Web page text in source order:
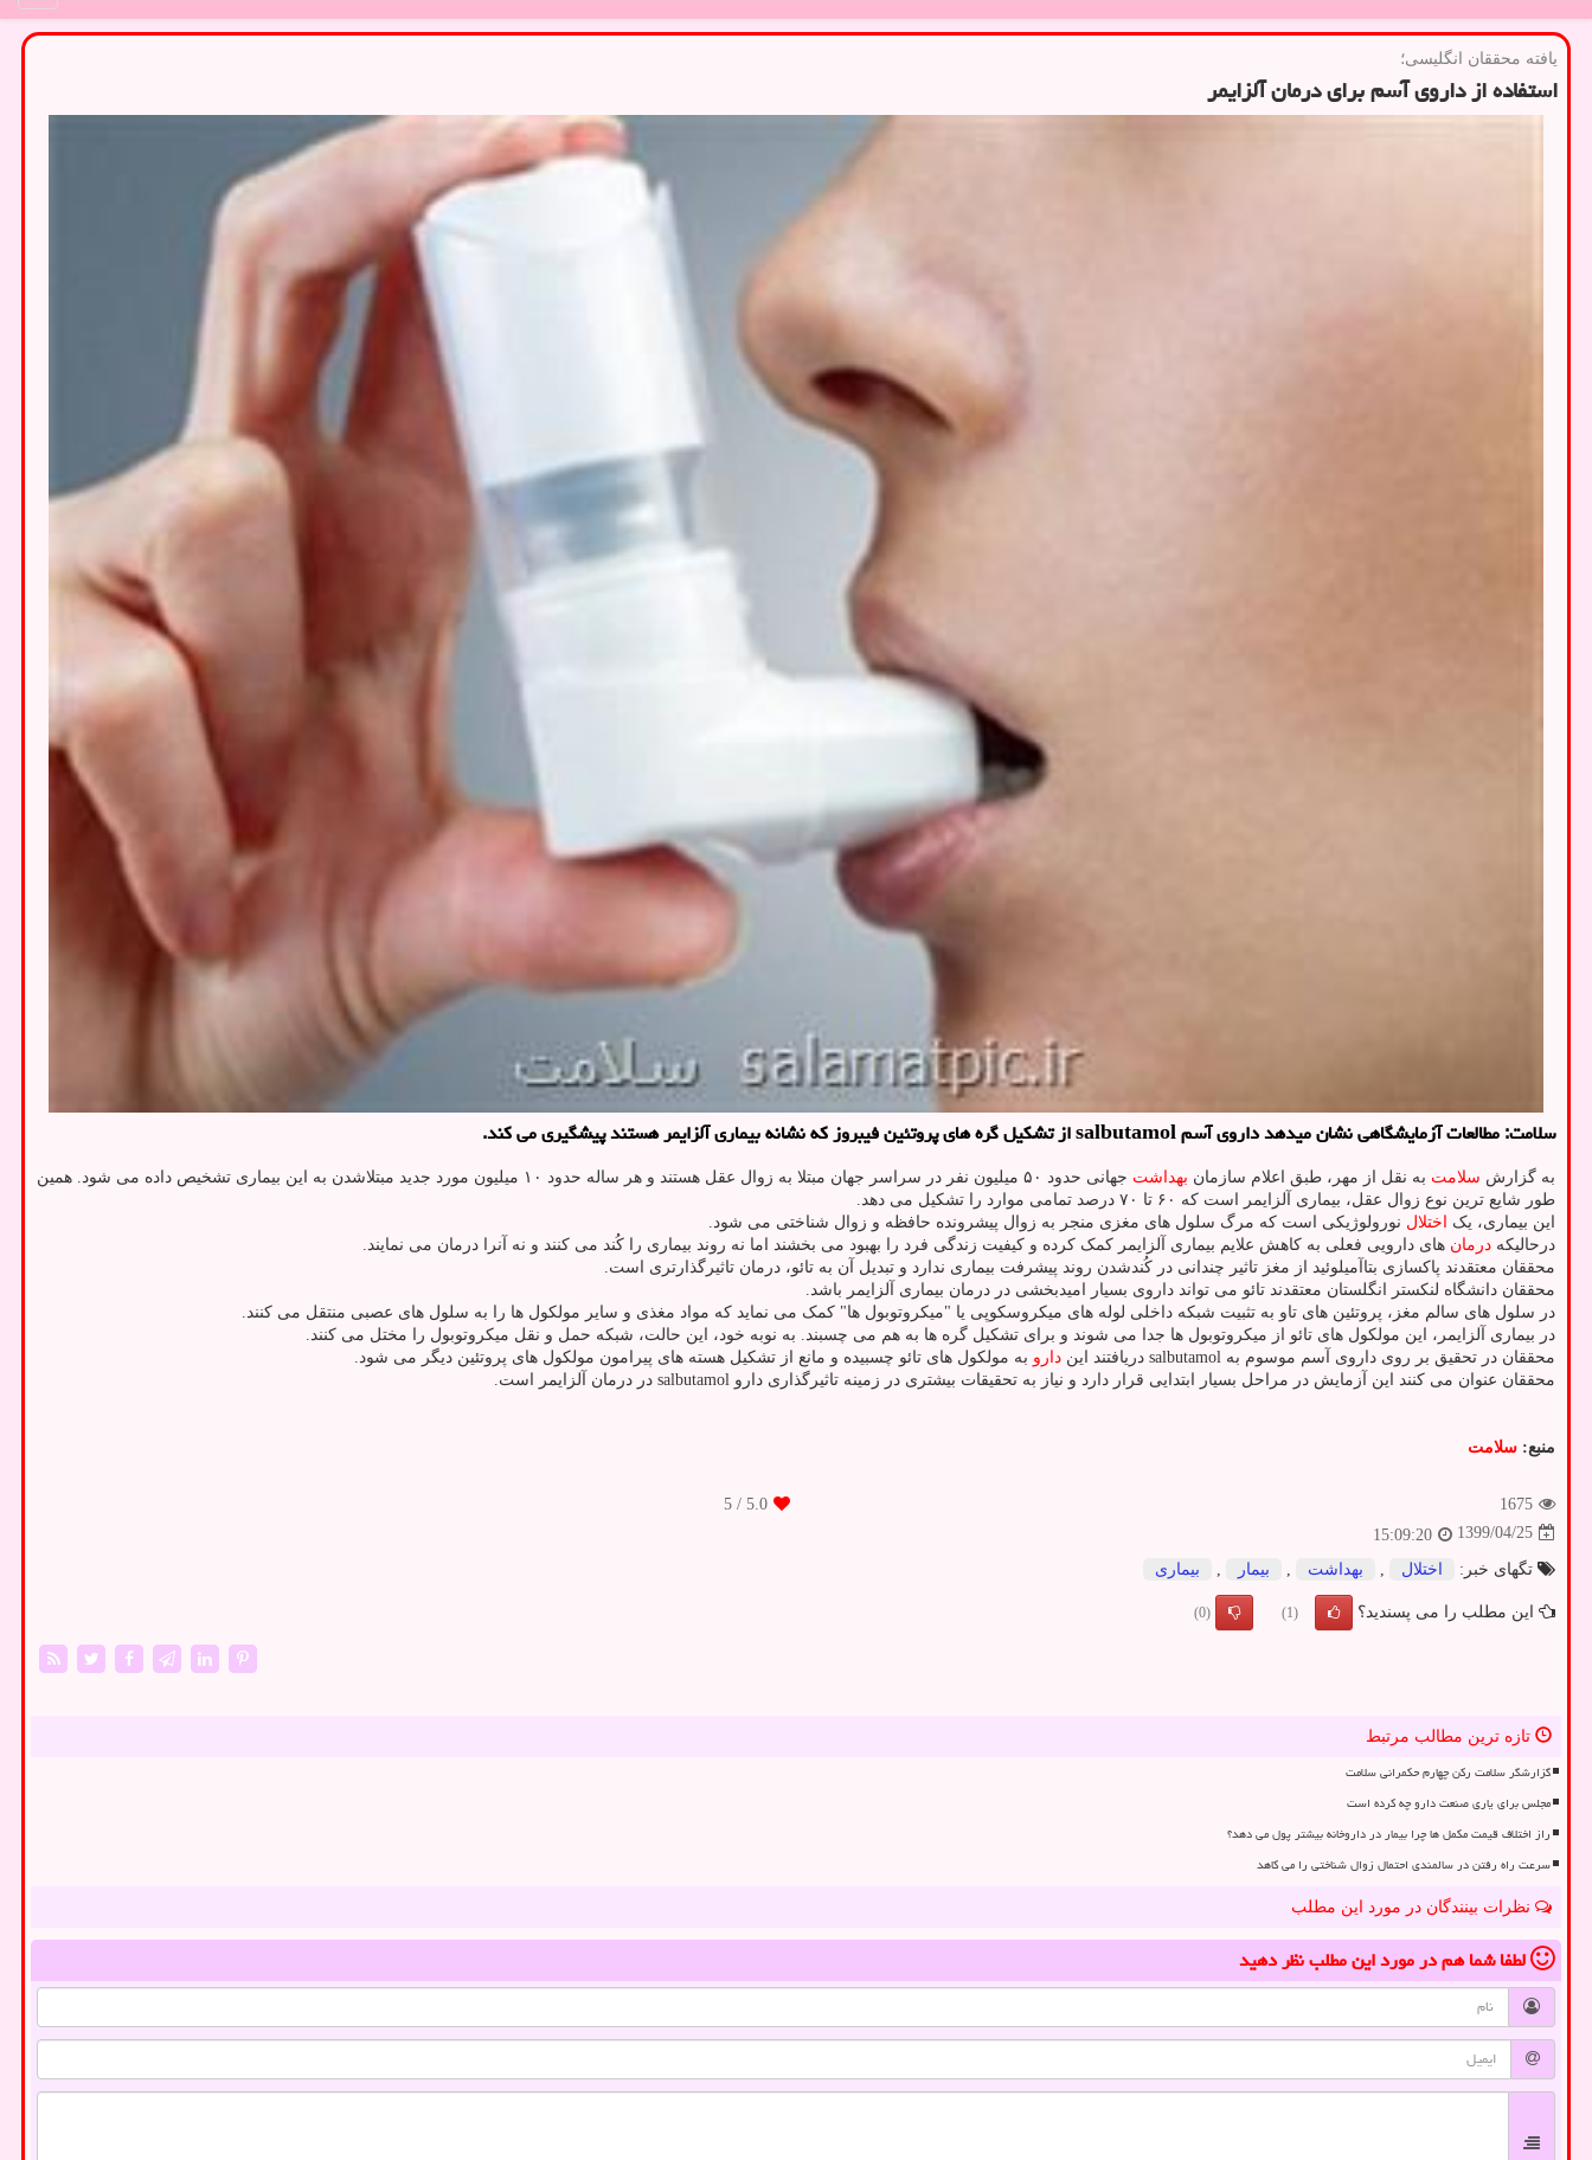
یافته محققان انگلیسی؛
استفاده از داروی آسم برای درمان آلزایمر
سلامت: مطالعات آزمایشگاهی نشان میدهد داروی آسم salbutamol از تشكیل گره های پروتئین فیبروز كه نشانه بیماری آلزایمر هستند پیشگیری می كند.
به گزارش سلامت به نقل از مهر، طبق اعلام سازمان بهداشت
جهانی حدود ۵۰ میلیون نفر در سراسر جهان مبتلا به زوال عقل هستند و هر ساله حدود ۱۰ میلیون مورد جدید مبتلاشدن به این بیماری تشخیص داده می شود. همین
طور شایع ترین نوع زوال عقل، بیماری آلزایمر است که ۶۰ تا ۷۰ درصد تمامی موارد را تشکیل می دهد.
این بیماری، یک
اختلال نورولوژیکی است که مرگ سلول های مغزی منجر به زوال پیشرونده حافظه و زوال شناختی می شود.
درحالیکه درمان های دارویی فعلی به کاهش علایم بیماری آلزایمر کمک کرده و کیفیت زندگی فرد را بهبود می بخشند اما نه روند بیماری را کُند می کنند و نه آنرا درمان می نمایند.
محققان معتقدند پاکسازی بتاآمیلوئید از مغز تاثیر چندانی در کُندشدن روند پیشرفت بیماری ندارد و تبدیل آن به تائو، درمان تاثیرگذارتری است.
محققان دانشگاه لنکستر انگلستان معتقدند تائو می تواند داروی بسیار امیدبخشی در درمان بیماری آلزایمر باشد.
در سلول های سالم مغز، پروتئین های تاو به تثبیت شبکه داخلی لوله های میکروسکوپی یا "میکروتوبول ها" کمک می نماید که مواد مغذی و سایر مولکول ها را به سلول های عصبی منتقل می کنند.
در بیماری آلزایمر، این مولکول های تائو از میکروتوبول ها جدا می شوند و برای تشکیل گره ها به هم می چسبند. به نوبه خود، این حالت، شبکه حمل و نقل میکروتوبول را مختل می کنند.
محققان در تحقیق بر روی داروی آسم موسوم به salbutamol دریافتند این
دارو به مولکول های تائو چسبیده و مانع از تشکیل هسته های پیرامون مولکول های پروتئین دیگر می شود.
محققان عنوان می کنند این آزمایش در مراحل بسیار ابتدایی قرار دارد و نیاز به تحقیقات بیشتری در زمینه تاثیرگذاری دارو salbutamol در درمان آلزایمر است.
منبع: سلامت
1675
5.0
/ 5
1399/04/25
15:09:20
تگهای خبر:
اختلال بهداشت بیمار بیماری
این مطلب را می پسندید؟ (1)
(0)
تازه ترین مطالب مرتبط
گزارشگر سلامت رکن چهارم حکمرانی سلامت
مجلس برای یاری صنعت دارو چه کرده است
راز اختلاف قیمت مکمل ها چرا بیمار در داروخانه بیشتر پول می دهد؟
سرعت راه رفتن در سالمندی احتمال زوال شناختی را می کاهد
نظرات بینندگان در مورد این مطلب
لطفا شما همدر مورد این مطلبنظر دهید